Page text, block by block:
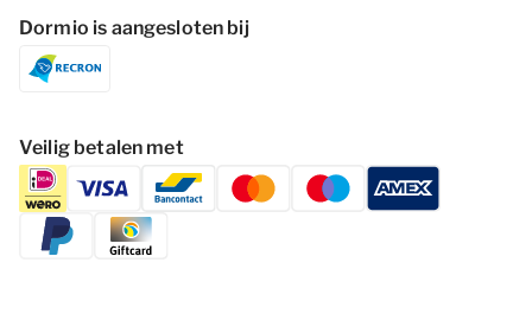
Dormio is aangesloten bij
Veilig betalen met